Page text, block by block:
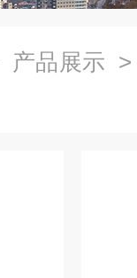
产品展示